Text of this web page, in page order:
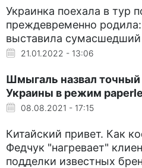
Украинка поехала в тур
преждевременно
выставила сумасшедший
21.01.2022 - 13:06
Шмыгаль назвал точный
Украины в режим
08.08.2021 - 17:15
Китайский привет. Как
Федчук "нагревает"
подделки известных